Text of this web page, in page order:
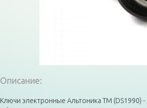
Описание:
Ключи электронные Альтоника ТМ (DS1990)